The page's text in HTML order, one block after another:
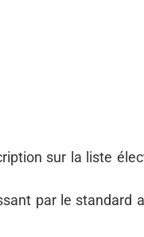
sur la liste
par le standard